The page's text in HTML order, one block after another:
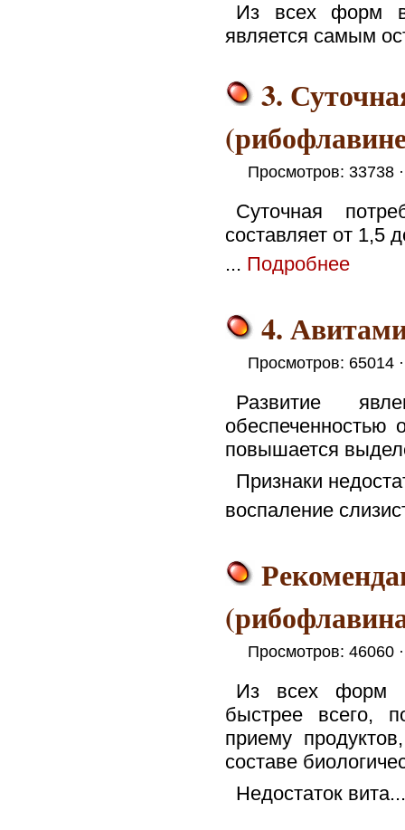
Из всех форм
является самым
3.
Просмотров: 33738
Суточная
составляет от 1,5
... Подробнее
4.
Просмотров: 65014
Развитие
обеспеченностью
повышается
Признаки
воспаление
Просмотров: 46060
Из всех форм
быстрее всего,
приему
составе
Недостаток